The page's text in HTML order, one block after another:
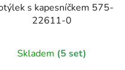
s kapesníčkem 575-
22611-0
Skladem (5 set)